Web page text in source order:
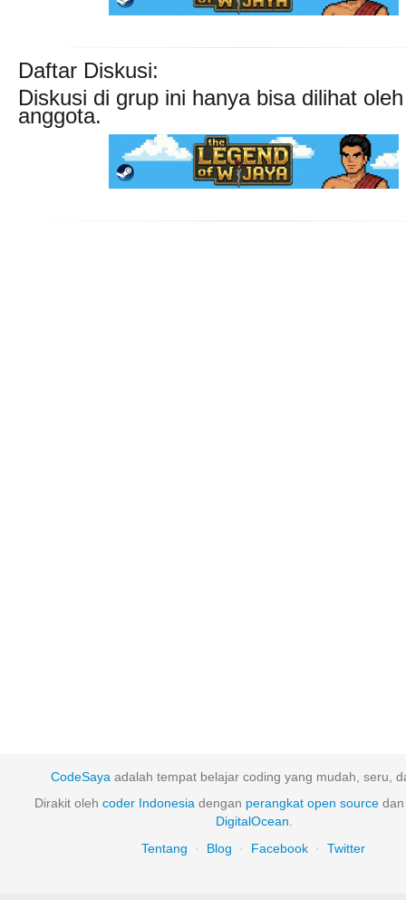
Daftar Diskusi:
Diskusi di grup ini hanya bisa dilihat oleh
anggota.
CodeSaya adalah tempat belajar coding yang mudah, seru,
Dirakit oleh coder Indonesia dengan perangkat open source
DigitalOcean
Tentang
· Blog · Facebook · Twitter